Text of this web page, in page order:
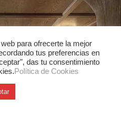
para ofrecerte la mejor
tus preferencias en
das tu consentimiento
Política de Cookies